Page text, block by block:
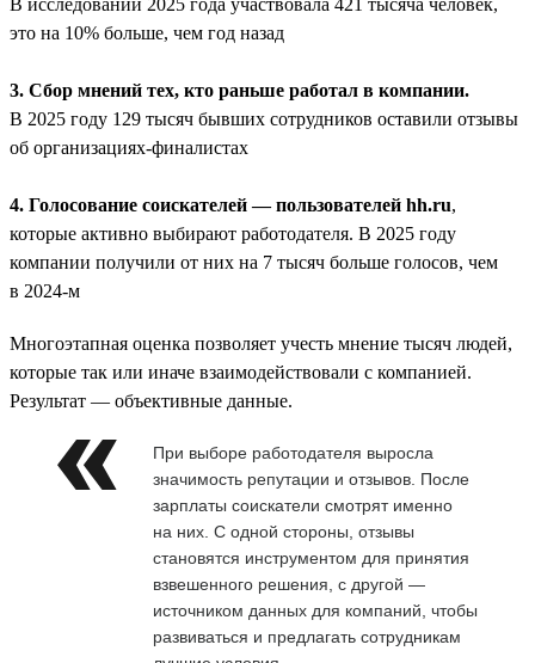
это на 10% больше, чем год назад
3. Сбор мнений тех, кто раньше работал в компании.
В 2025 году 129 тысяч бывших сотрудников оставили отзывы
об организациях-финалистах
4. Голосование соискателей — пользователей hh.ru,
которые активно выбирают работодателя. В 2025 году
компании получили от них на 7 тысяч больше голосов, чем
в 2024-м
Многоэтапная оценка позволяет учесть мнение тысяч людей,
которые так или иначе взаимодействовали с компанией.
Результат — объективные данные.
При выборе работодателя выросла
значимость репутации и отзывов. После
зарплаты соискатели смотрят именно
на них. С одной стороны, отзывы
становятся инструментом для принятия
взвешенного решения, с другой —
источником данных для компаний, чтобы
развиваться и предлагать сотрудникам